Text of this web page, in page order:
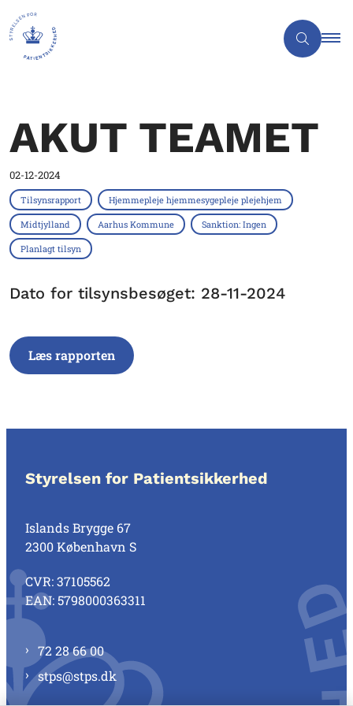
AKUT TEAMET
02-12-2024
Tilsynsrapport Hjemmepleje hjemmesygepleje plejehjem
Midtjylland Aarhus Kommune Sanktion: Ingen
Planlagt tilsyn
Dato for tilsynsbesøget: 28-11-2024
Læs rapporten
Styrelsen for Patientsikkerhed
Islands Brygge 67
2300 København S
CVR: 37105562
EAN: 5798000363311
72 28 66 00
stps@stps.dk